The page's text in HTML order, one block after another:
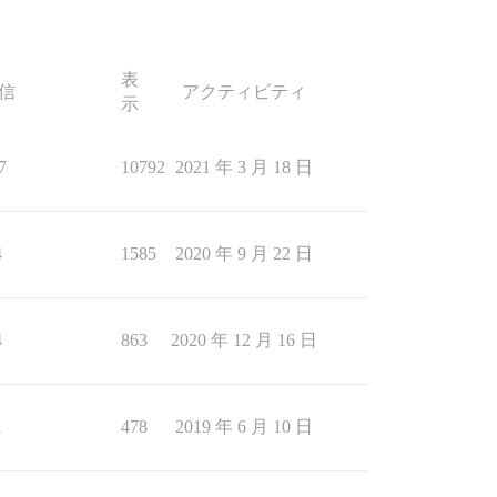
表
示
アクティビティ
10792 2021 年 3 月 18 日
1585 2020 年 9 月 22 日
863 2020 年 12 月 16 日
478 2019 年 6 月 10 日